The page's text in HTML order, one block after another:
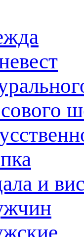
и